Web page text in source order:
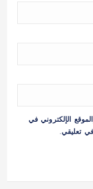
الإلكتروني في
في تعليقي.